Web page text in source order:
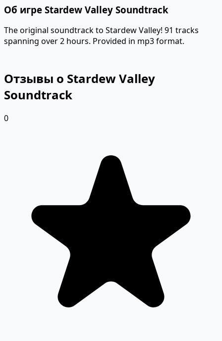
Об игре Stardew Valley Soundtrack
The original soundtrack to Stardew Valley! 91 tracks
spanning over 2 hours. Provided in mp3 format.
Отзывы о Stardew Valley
Soundtrack
0